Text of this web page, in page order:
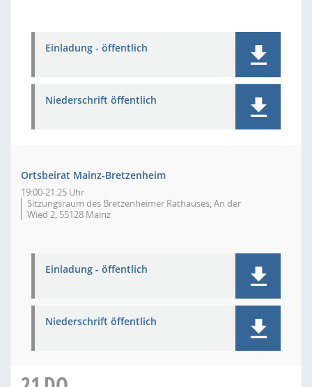
Einladung - öffentlich
Niederschrift öffentlich
Ortsbeirat Mainz-Bretzenheim
19:00-21:25 Uhr
Sitzungsraum des Bretzenheimer Rathauses, An der
Wied 2, 55128 Mainz
Einladung - öffentlich
Niederschrift öffentlich